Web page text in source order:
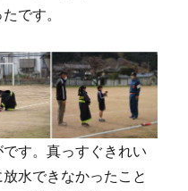
です。
す。真っすぐきれい
水できなかったこと